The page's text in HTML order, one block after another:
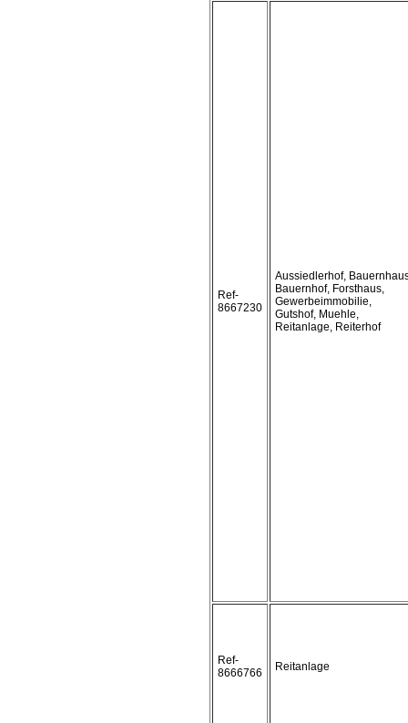
Ref-
8667230
Aussiedlerhof,
Bauernhof, Forsthaus,
Gewerbeimmobilie,
Gutshof, Muehle,
Reitanlage, Reiterhof
Ref-
8666766
Reitanlage